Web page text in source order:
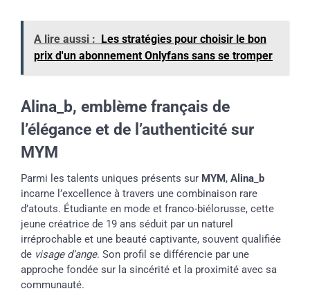
A lire aussi :
Les stratégies pour choisir le bon
prix d'un abonnement Onlyfans sans se tromper
Alina_b, emblème français de
l’élégance et de l’authenticité sur
MYM
Parmi les talents uniques présents sur MYM, Alina_b
incarne l’excellence à travers une combinaison rare
d’atouts. Étudiante en mode et franco-biélorusse, cette
jeune créatrice de 19 ans séduit par un naturel
irréprochable et une beauté captivante, souvent qualifiée
de visage d’ange. Son profil se différencie par une
approche fondée sur la sincérité et la proximité avec sa
communauté.